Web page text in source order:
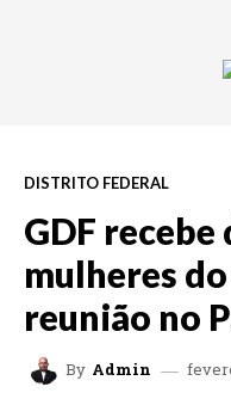
DISTRITO FEDERAL
GDF recebe
mulheres
reunião no
By Admin